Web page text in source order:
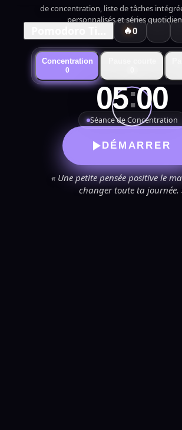
🔥0
de concentration, liste de tâches
personnalisés et séries
Concentration
0
05:00
Séance de Concentration
DÉMARRER
« Une petite pensée positive le
changer toute ta journée.